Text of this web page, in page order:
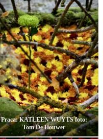
Praca: KATLEEN WUYTS foto:
Tom De Houwer